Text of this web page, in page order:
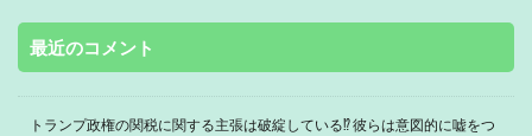
最近のコメント
トランプ政権の関税に関する主張は破綻している⁉ 彼らは意図的に嘘をつ